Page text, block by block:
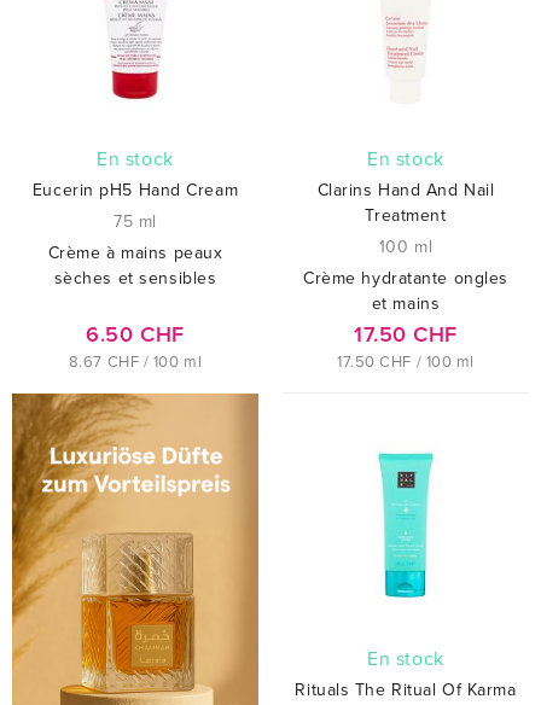
En stock
Eucerin pH5 Hand Cream
75 ml
Crème à mains peaux
sèches et sensibles
6.50 CHF
8.67 CHF / 100 ml
En stock
Clarins Hand And Nail
Treatment
100 ml
Crème hydratante ongles
et mains
17.50 CHF
17.50 CHF / 100 ml
En stock
Rituals The Ritual Of Karma